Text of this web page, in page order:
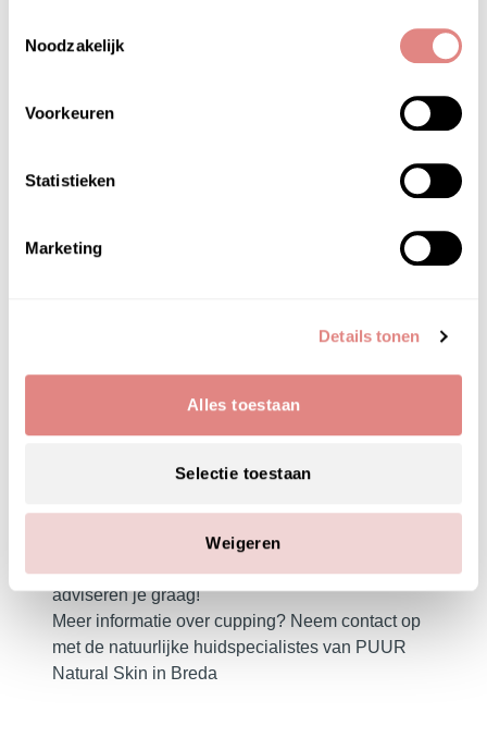
Noodzakelijk
Voorkeuren
Statistieken
Marketing
Details tonen
Alles toestaan
Selectie toestaan
Weigeren
in beweging. Begin met één tot twee minuten per
keer en gebruik de cups twee à drie keer per
gevoelige huid eerst op je arm.
binnen zes weken na een operatie, gebruik van
ontstekingen, of bij twijfel zonder medisch advies.
formaat voor precisiewerk, één groter formaat
aanvulling op je wekelijkse huidverzorging.
Natuurlijke huidverzorging online kopen doe je bij
PUUR Skin Online | www.puurskinonline.nl
adviseren je graag!
Meer informatie over cupping? Neem contact op
met de natuurlijke huidspecialistes van PUUR
Natural Skin in Breda